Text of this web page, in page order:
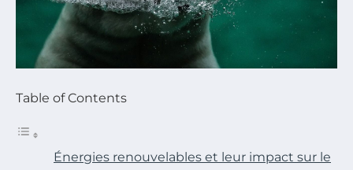
Table of Contents
Énergies renouvelables et leur impact sur le